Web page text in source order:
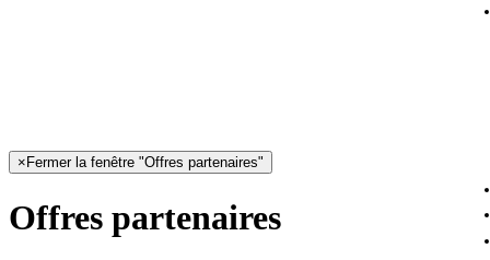
× Fermer la fenêtre "Offres partenaires"
Offres partenaires